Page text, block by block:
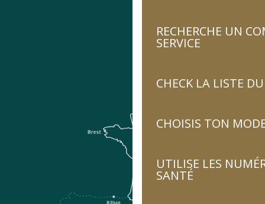
RECHERCHE UN
SERVICE
CHECK LA LISTE
CHOISIS TON
UTILISE LES
SANTÉ